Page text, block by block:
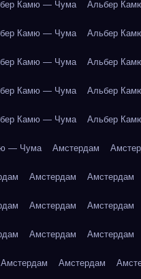
Камю — Чума Альбер
Камю — Чума Альбер
Камю — Чума Альбер
Камю — Чума Альбер
Камю — Чума Альбер
— Чума Амстердам
Амстердам Амстердам
Амстердам Амстердам
Амстердам Амстердам
Амстердам Амстердам